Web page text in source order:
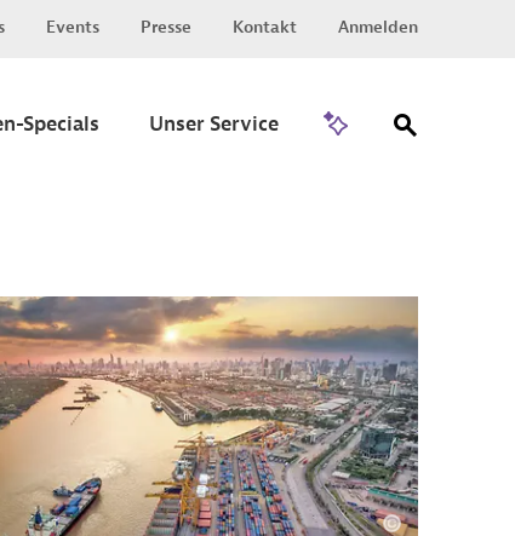
Events Presse Kontakt Anmelden
Specials Unser Service